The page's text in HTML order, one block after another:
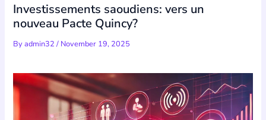
Investissements saoudiens: vers un
nouveau Pacte Quincy?
Byadmin32/ November 19, 2025